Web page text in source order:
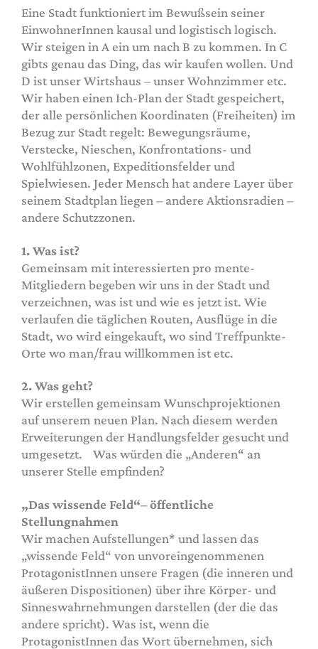
Eine Stadt funktioniert im Bewußsein seiner
EinwohnerInnen kausal und logistisch logisch.
Wir steigen in A ein um nach B zu kommen. In C
gibts genau das Ding, das wir kaufen wollen. Und
D ist unser Wirtshaus – unser Wohnzimmer etc.
Wir haben einen Ich-Plan der Stadt gespeichert,
der alle persönlichen Koordinaten (Freiheiten) im
Bezug zur Stadt regelt: Bewegungsräume,
Verstecke, Nieschen, Konfrontations- und
Wohlfühlzonen, Expeditionsfelder und
Spielwiesen. Jeder Mensch hat andere Layer über
seinem Stadtplan liegen – andere Aktionsradien –
andere Schutzzonen.
1. Was ist?
Gemeinsam mit interessierten pro mente-
Mitgliedern begeben wir uns in der Stadt und
verzeichnen, was ist und wie es jetzt ist. Wie
verlaufen die täglichen Routen, Ausflüge in die
Stadt, wo wird eingekauft, wo sind Treffpunkte-
Orte wo man/frau willkommen ist etc.
2. Was geht?
Wir erstellen gemeinsam Wunschprojektionen
auf unserem neuen Plan. Nach diesem werden
Erweiterungen der Handlungsfelder gesucht und
umgesetzt. Was würden die „Anderen“ an
unserer Stelle empfinden?
„Das wissende Feld“– öffentliche
Stellungnahmen
Wir machen Aufstellungen* und lassen das
„wissende Feld“ von unvoreingenommenen
ProtagonistInnen unsere Fragen (die inneren und
äußeren Dispositionen) über ihre Körper- und
Sinneswahrnehmungen darstellen (der die das
andere spricht). Was ist, wenn die
ProtagonistInnen das Wort übernehmen, sich